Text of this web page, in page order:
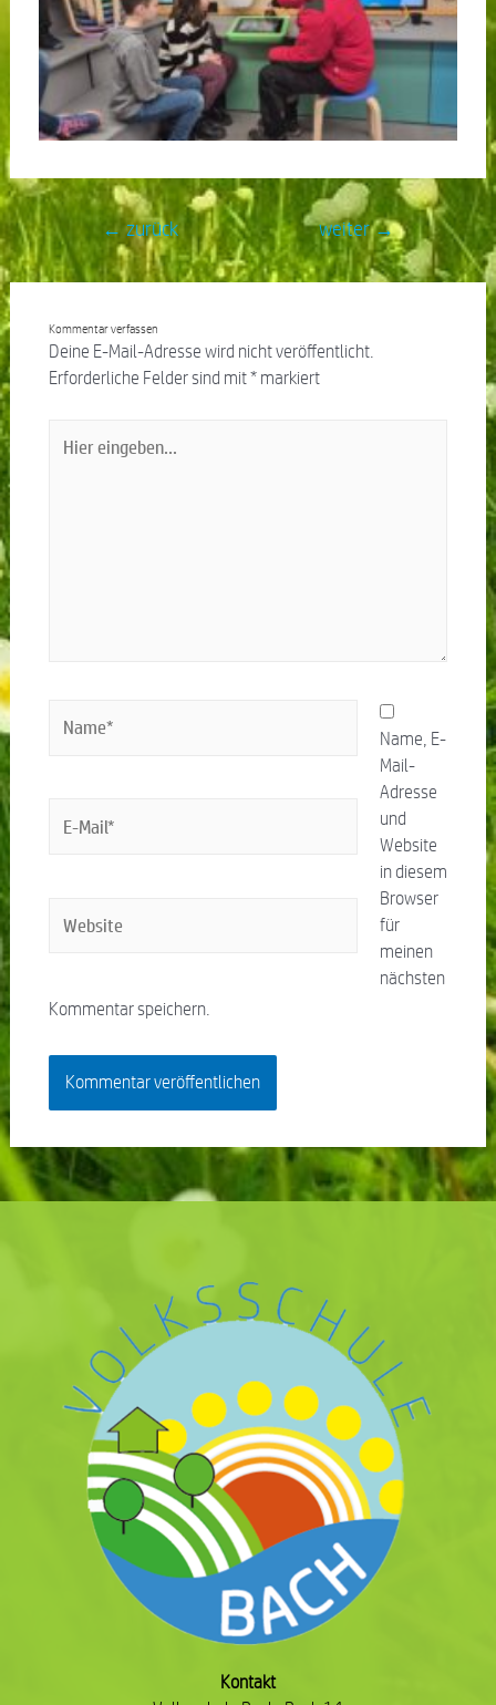
← zurück weiter→
Kommentar verfassen
Deine E-Mail-Adresse wird nicht veröffentlicht.
Erforderliche Felder sind mit*markiert
Name, E-
Mail-
Adresse
und
Website
in diesem
Browser
für
meinen
nächsten
Kommentar speichern.
Kontakt